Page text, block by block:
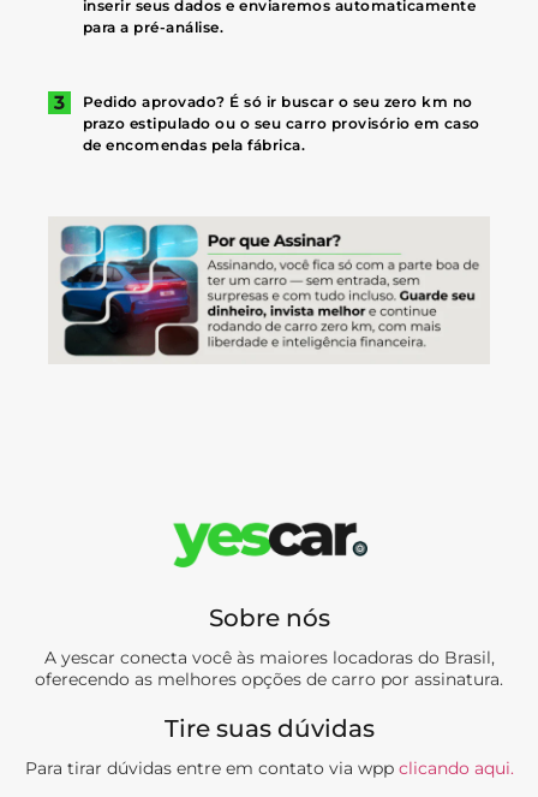
inserir seus dados e enviaremos automaticamente
para a pré-análise.
Pedido aprovado? É só ir buscar o seu zero km no
prazo estipulado ou o seu carro provisório em caso
de encomendas pela fábrica.
Sobre nós
A yescar conecta você às maiores locadoras do Brasil,
oferecendo as melhores opções de carro por assinatura.
Tire suas dúvidas
Para tirar dúvidas entre em contato via wpp clicando aqui.